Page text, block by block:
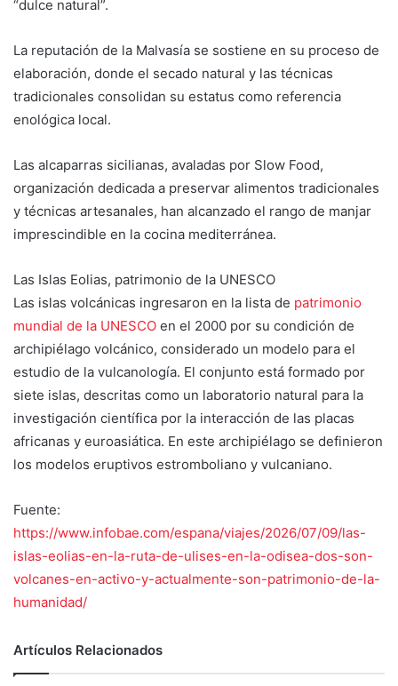
“dulce natural”.
La reputación de la Malvasía se sostiene en su proceso de
elaboración, donde el secado natural y las técnicas
tradicionales consolidan su estatus como referencia
enológica local.
Las alcaparras sicilianas, avaladas por Slow Food,
organización dedicada a preservar alimentos tradicionales
y técnicas artesanales, han alcanzado el rango de manjar
imprescindible en la cocina mediterránea.
Las Islas Eolias, patrimonio de la UNESCO
Las islas volcánicas ingresaron en la lista de patrimonio
mundial de la UNESCO en el 2000 por su condición de
archipiélago volcánico, considerado un modelo para el
estudio de la vulcanología. El conjunto está formado por
siete islas, descritas como un laboratorio natural para la
investigación científica por la interacción de las placas
africanas y euroasiática. En este archipiélago se definieron
los modelos eruptivos estromboliano y vulcaniano.
Fuente:
https://www.infobae.com/espana/viajes/2026/07/09/las-
islas-eolias-en-la-ruta-de-ulises-en-la-odisea-dos-son-
volcanes-en-activo-y-actualmente-son-patrimonio-de-la-
humanidad/
Artículos Relacionados